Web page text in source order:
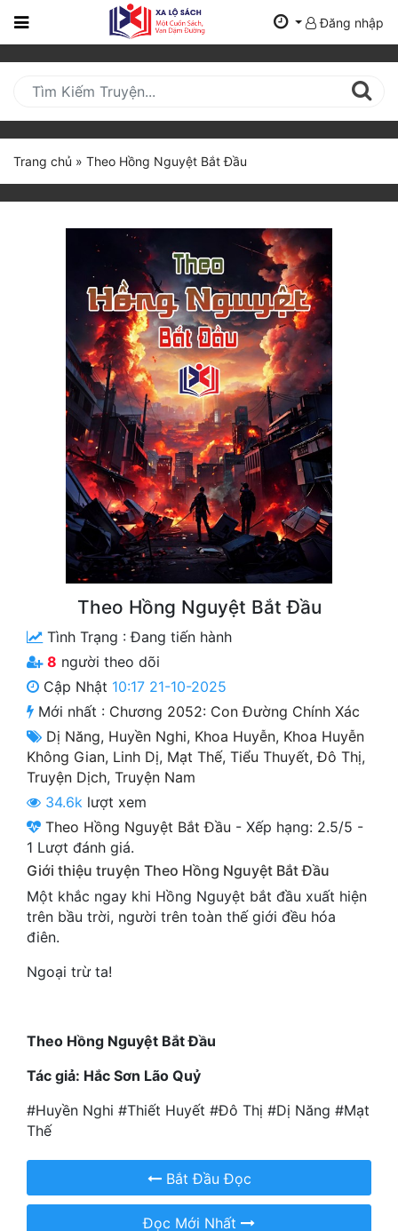
Trang
Mới
Cập
Nhật
(current)
Truyện Mới Ra
Hoàn Thành
Truyện Convert
Truyện Dịch
Truyện Nhập Môn
Xa Lộ Dịch
Cung Đấu
Cạnh Kỹ
Cổ Tiên Hiệp
Cổ Đại
Du Hí
Dã Sử
Dị Giới
Huyền Nghi
Huyền Ảo
Hài Hước
Đăng nhập
Trang chủ » Theo Hồng Nguyệt Bắt Đầu
Theo Hồng Nguyệt Bắt Đầu
Tình Trạng :Đang tiến hành
8 người theo dõi
Cập Nhật 10:17 21-10-2025
Mới nhất : Chương 2052: Con Đường Chính Xác
Dị Năng, Huyền Nghi, Khoa Huyễn, Khoa Huyễn
Không Gian, Linh Dị, Mạt Thế, Tiểu Thuyết,Đô Thị,
Truyện Dịch, Truyện Nam
34.6k lượt xem
Theo Hồng Nguyệt Bắt Đầu - Xếp hạng: 2.5/5 -
1 Lượt đánh giá.
Giới thiệu truyện Theo Hồng Nguyệt Bắt Đầu
Một khắc ngay khi Hồng Nguyệt bắt đầu xuất hiện
trên bầu trời, người trên toàn thế giới đều hóa
điên.
Ngoại trừ ta!
Theo Hồng Nguyệt Bắt Đầu
Tác giả: Hắc Sơn Lão Quỷ
#Huyền Nghi #Thiết Huyết #Đô Thị #Dị Năng #Mạt
Thế
Bắt Đầu Đọc
Đọc Mới Nhất